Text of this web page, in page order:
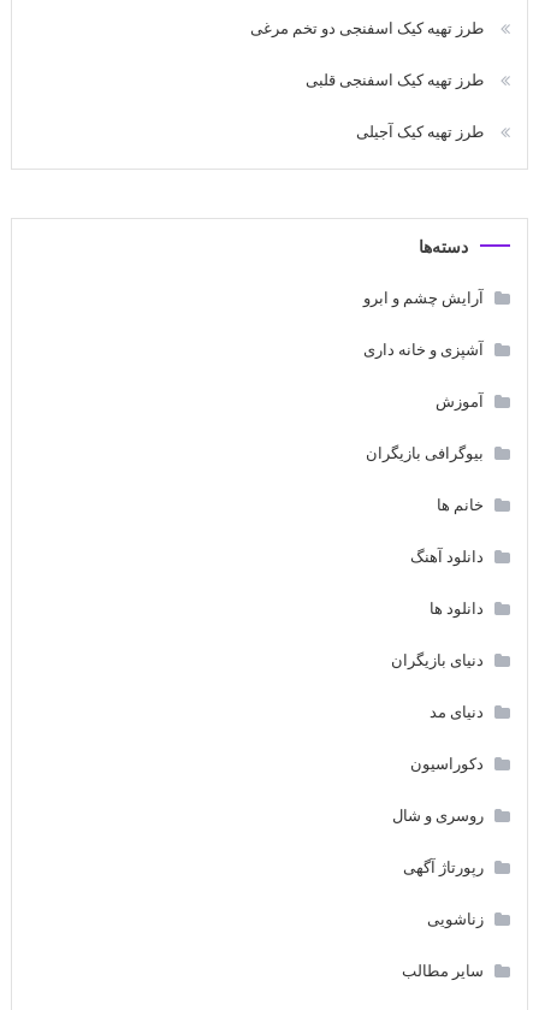
طرز تهیه کیک اسفنجی دو تخم مرغی
طرز تهیه کیک اسفنجی قلبی
طرز تهیه کیک آجیلی
دسته‌ها
آرایش چشم و ابرو
آشپزی و خانه داری
آموزش
بیوگرافی بازیگران
خانم ها
دانلود آهنگ
دانلود ها
دنیای بازیگران
دنیای مد
دکوراسیون
روسری و شال
رپورتاژ آگهی
زناشویی
سایر مطالب